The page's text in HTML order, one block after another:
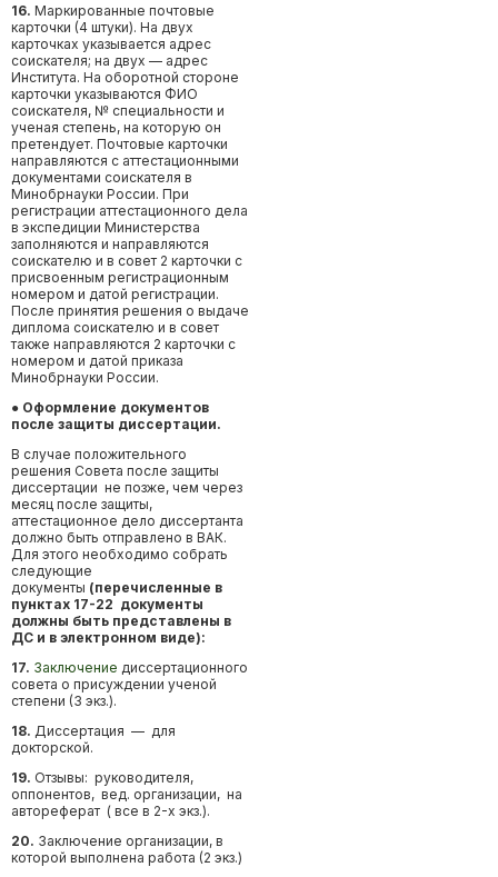
16. Маркированные почтовые
карточки (4 штуки). На двух
карточках указывается адрес
соискателя; на двух — адрес
Института. На оборотной стороне
карточки указываются ФИО
соискателя, № специальности и
ученая степень, на которую он
претендует. Почтовые карточки
направляются с аттестационными
документами соискателя в
Минобрнауки России. При
регистрации аттестационного дела
в экспедиции Министерства
заполняются и направляются
соискателю и в совет 2 карточки с
присвоенным регистрационным
номером и датой регистрации.
После принятия решения о выдаче
диплома соискателю и в совет
также направляются 2 карточки с
номером и датой приказа
Минобрнауки России.
● Оформление документов
после защиты диссертации.
В случае положительного
решения Совета после защиты
диссертации не позже, чем через
месяц после защиты,
аттестационное дело диссертанта
должно быть отправлено в ВАК.
Для этого необходимо собрать
следующие
документы (перечисленные в
пунктах 17-22 документы
должны быть представлены в
ДС и в электронном виде):
17. Заключение диссертационного
совета о присуждении ученой
степени (3 экз.).
18. Диссертация — для
докторской.
19. Отзывы: руководителя,
оппонентов, вед. организации, на
автореферат ( все в 2-х экз.).
20. Заключение организации, в
которой выполнена работа (2 экз.)